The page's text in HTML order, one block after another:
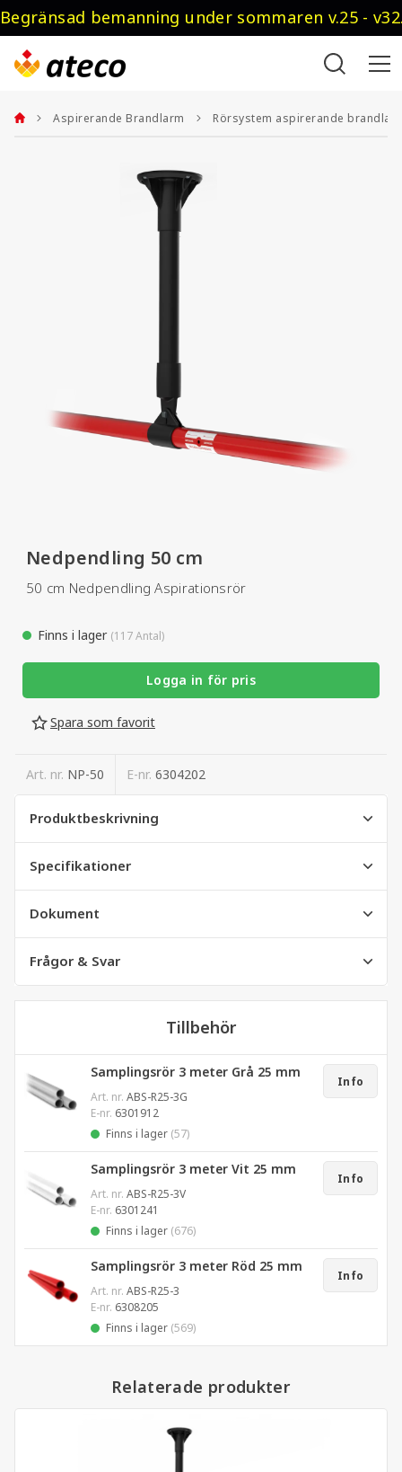
Begränsad bemanning under sommaren v.25 -
Aspirerande Brandlarm Rörsystem aspirerande
Nedpendling 50 cm
50 cm Nedpendling Aspirationsrör
Finns i lager (117 Antal)
Logga in för pris
Spara som favorit
Art. nr. NP-50 E-nr. 6304202
Produktbeskrivning
Specifikationer
Dokument
Frågor & Svar
Tillbehör
Samplingsrör 3 meter Grå 25 mm
Art. nr. ABS-R25-3G
E-nr. 6301912
Finns i lager (57)
Info
Samplingsrör 3 meter Vit 25 mm
Art. nr. ABS-R25-3V
E-nr. 6301241
Finns i lager (676)
Info
Samplingsrör 3 meter Röd 25 mm
Art. nr. ABS-R25-3
E-nr. 6308205
Finns i lager (569)
Info
Relaterade produkter